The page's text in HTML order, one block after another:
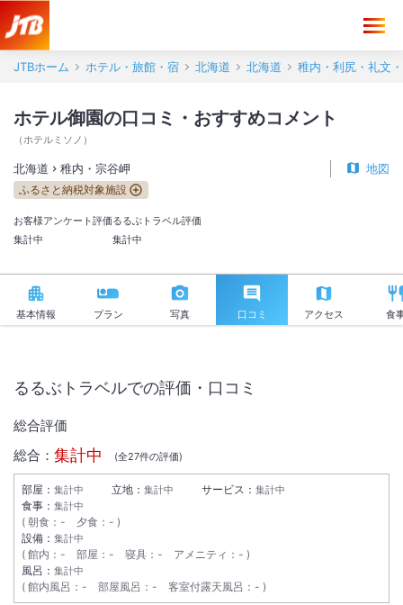
JTBホーム ホテル・旅館・宿 北海道 北海道 稚内・利尻・礼文
ホテル御園の口コミ・おすすめコメント
（ホテルミソノ ）
北海道 稚内・宗谷岬 地図
ふるさと納税対象施設
お客様アンケート評価
集計中
るるぶトラベル評価
集計中
基本情報 プラン 写真 口コミ アクセス 食
るるぶトラベルでの評価・口コミ
総合評価
総合： 集計中 (全27件の評価)
部屋： 集計中 立地： 集計中 サービス： 集計中
食事： 集計中
朝食 ： - 夕食 ： -
設備： 集計中
館内 ： - 部屋 ： - 寝具 ： - アメニティ ： -
風呂： 集計中
館内風呂 ： - 部屋風呂 ： - 客室付露天風呂 ： -